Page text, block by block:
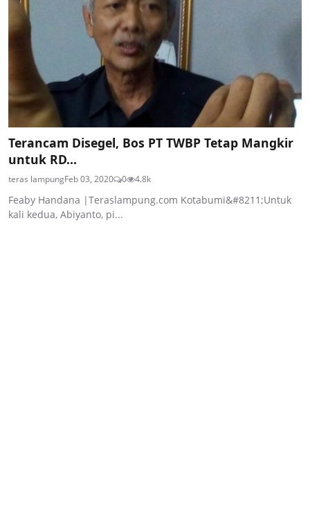
Terancam Disegel, Bos PT TWBP Tetap Mangkir
untuk RD...
teras lampungFeb 03, 2020 0 4.8k
Feaby Handana |Teraslampung.com Kotabumi&#8211;Untuk
kali kedua, Abiyanto, pi...